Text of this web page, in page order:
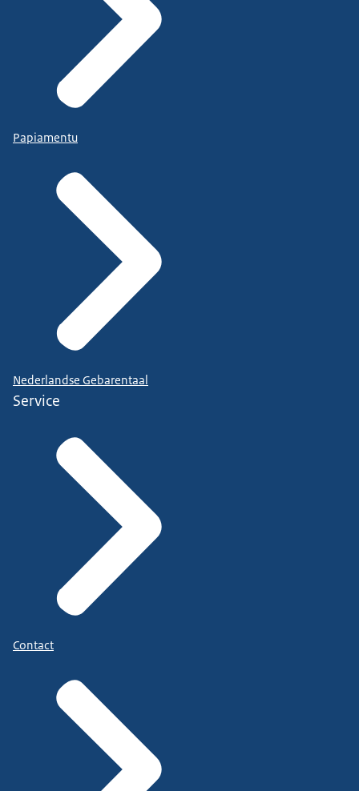
Papiamentu
Nederlandse Gebarentaal
Service
Contact